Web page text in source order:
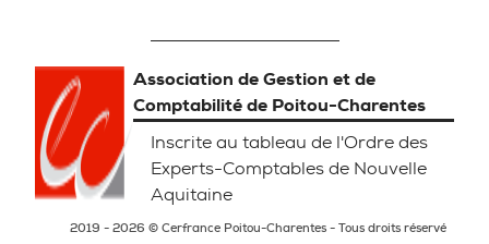
Association de Gestion et de
Comptabilité de Poitou-Charentes
Inscrite au tableau de l'Ordre des
Experts-Comptables de Nouvelle
Aquitaine
2019 - 2026 © Cerfrance Poitou-Charentes - Tous droits réservé